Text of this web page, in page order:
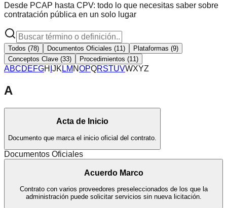
Desde PCAP hasta CPV: todo lo que necesitas saber sobre
contratación pública en un solo lugar
Todos (78) Documentos Oficiales (11 ) Plataformas (9)
Conceptos Clave (33) Procedimientos (11 )
ABCDEFGH JK LM NOPQRSTUVWXYZ
A
Acta de Inicio
Documento que marca el inicio oficial del contrato.
Documentos Oficiales
Acuerdo Marco
Contrato con varios proveedores preseleccionados de los que la
administración puede solicitar servicios sin nueva licitación.